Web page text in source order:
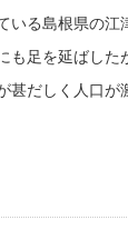
いる島根県の江
も足を延ばした
甚だしく人口が